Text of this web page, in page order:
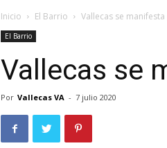
Inicio El Barrio Vallecas se
El Barrio
Vallecas se
Por Vallecas VA - 7 julio 2020